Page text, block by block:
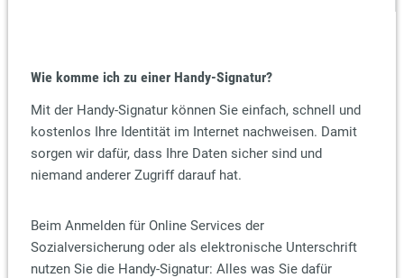
Wie komme ich zu einer Handy-Signatur?
Mit der Handy-Signatur können Sie einfach, schnell und
kostenlos Ihre Identität im Internet nachweisen. Damit
sorgen wir dafür, dass Ihre Daten sicher sind und
niemand anderer Zugriff darauf hat.
Beim Anmelden für Online Services der
Sozialversicherung oder als elektronische Unterschrift
nutzen Sie die Handy-Signatur: Alles was Sie dafür